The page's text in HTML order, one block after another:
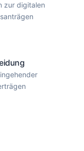
zur digitalen